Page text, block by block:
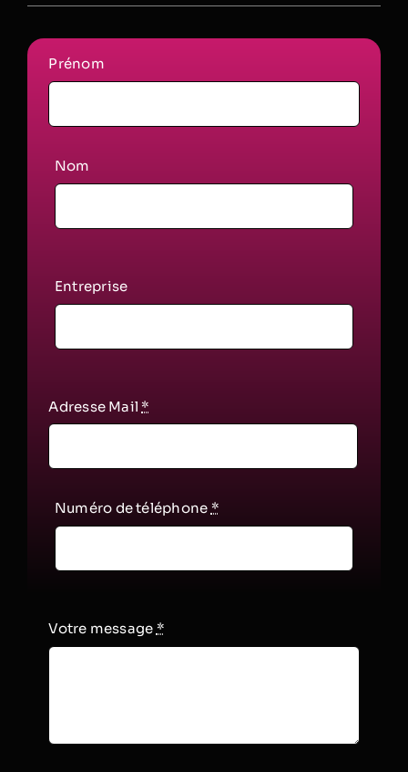
Prénom
Nom
Entreprise
Adresse Mail *
Numéro de téléphone *
Votre message *